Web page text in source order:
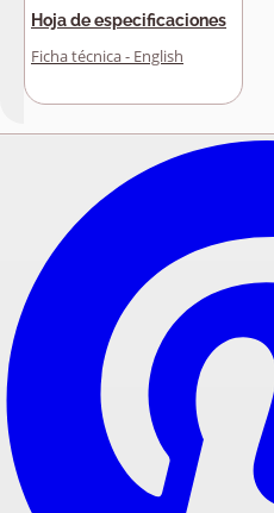
Hoja de especificaciones
Ficha técnica - English